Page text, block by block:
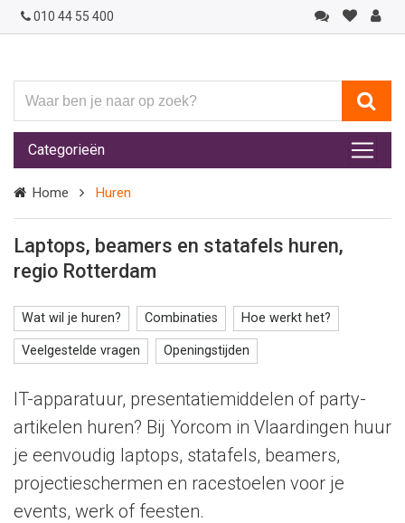
010 44 55 400
ben
je
naar
op
zoek?
Categorieën
Home Huren
Laptops, beamers en statafels huren,
regio Rotterdam
Wat wil je huren? Combinaties Hoe werkt het?
Veelgestelde vragen Openingstijden
IT-apparatuur, presentatiemiddelen of party-
artikelen huren? Bij Yorcom in Vlaardingen huur
je eenvoudig laptops, statafels, beamers,
projectieschermen en racestoelen voor je
events, werk of feesten.